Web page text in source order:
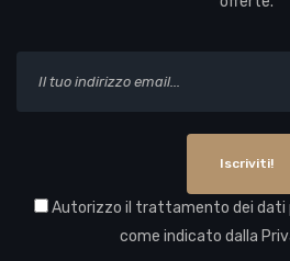
Iscriviti!
Autorizzo il trattamento dei dati
come indicato dalla